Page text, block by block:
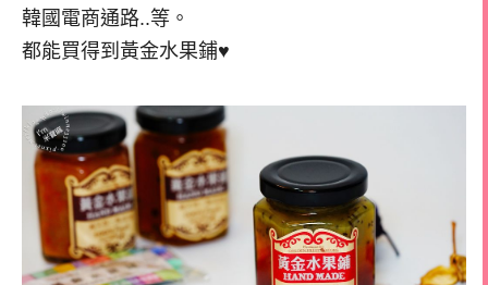
韓國電商通路..等。
都能買得到黃金水果鋪♥